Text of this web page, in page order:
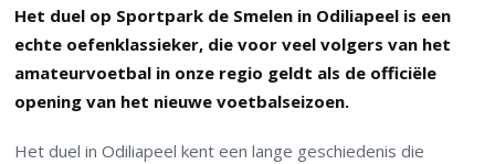
Het duel op Sportpark de Smelen in Odiliapeel is een
echte oefenklassieker, die voor veel volgers van het
amateurvoetbal in onze regio geldt als de officiële
opening van het nieuwe voetbalseizoen.
Het duel in Odiliapeel kent een lange geschiedenis die